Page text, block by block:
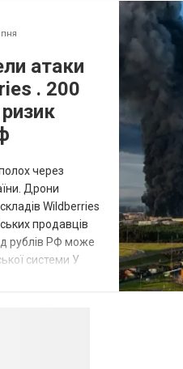
атаки
. 200
через
Дрони
Wildberries
продавців
рублів РФ може
системи У